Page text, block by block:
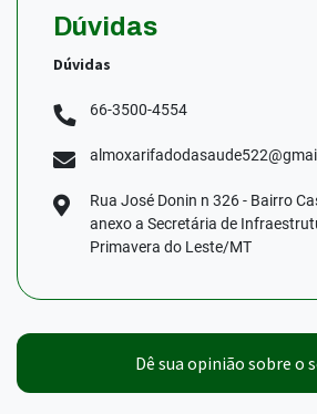
Dúvidas
Dúvidas
66-3500-4554
Rua José Donin n 326 - Bairro
anexo a Secretária de
Primavera do Leste/MT
Dê sua opinião sobre o